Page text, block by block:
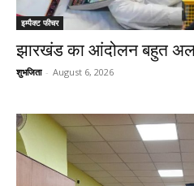
इम्पैक्ट फीचर
झारखंड का आंदोलन बहुत
शुभजिता - August 6, 2026